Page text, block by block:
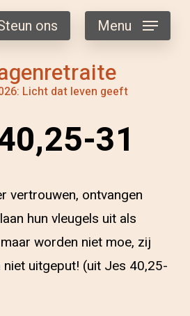
Licht dat leven geeft
ons Menu
31
vertrouwen, ontvangen
hun vleugels uit als
worden niet moe, zij
niet uitgeput! (uit Jes 40,25-